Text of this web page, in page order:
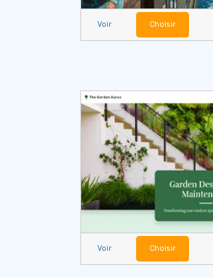
Voir Choisir
Voir Choisir